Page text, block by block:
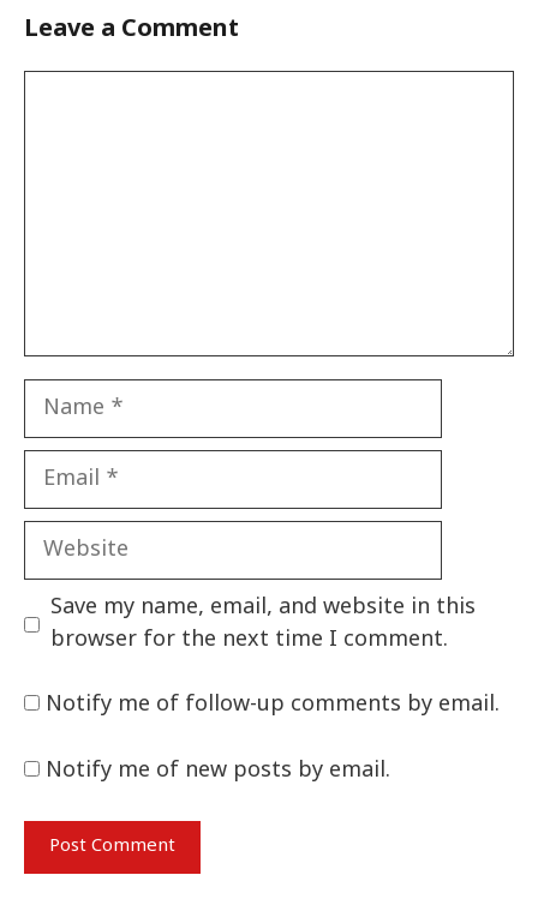
Leave a Comment
Name
Email
Website
Save my name, email, and website in this
browser for the next time I comment.
Notify me of follow-up comments by email.
Notify me of new posts by email.